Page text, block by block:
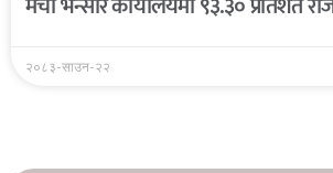
२०८३-साउन-२२